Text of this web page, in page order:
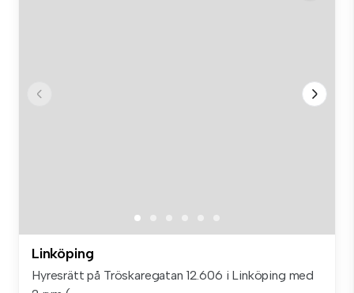
Linköping
Hyresrätt på Tröskaregatan 12.606 i Linköping med